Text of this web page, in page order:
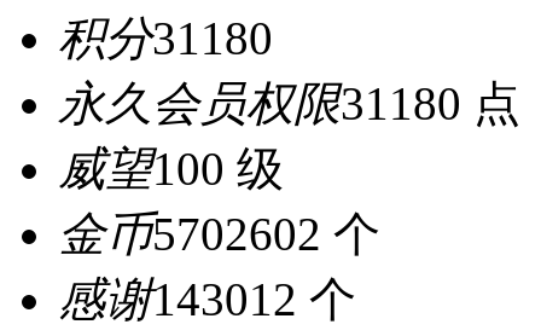
积分31180
永久会员权限31180 点
威望100 级
金币5702602 个
感谢143012 个